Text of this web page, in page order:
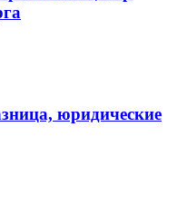
юридические